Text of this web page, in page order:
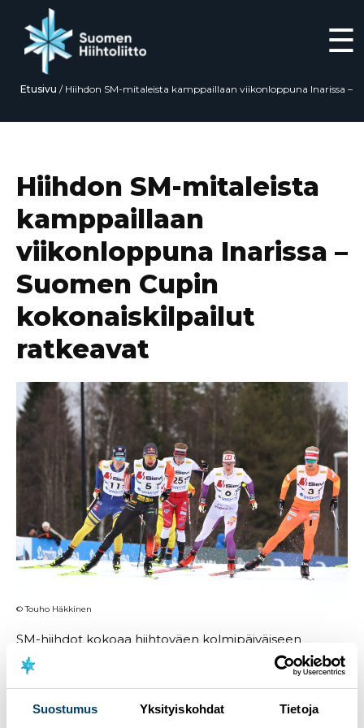
Suostumus Yksityiskohdat Tietoja
☰
Etusivu / Hiihdon SM-mitaleista kamppaillaan viikonloppuna Inarissa –
Hiihdon SM-mitaleista
kamppaillaan
viikonloppuna Inarissa –
Suomen Cupin
kokonaiskilpailut
ratkeavat
© Touho Häkkinen
SM-hiihdot kokoaa hiihtoväen kolmipäiväiseen
kisaviikonloppuun 10.–12. huhtikuuta Inariin. Inarin
kilpailuohjelmassa on 5/10km (P) väliaikalähdöt, viestit
(P/V) sekä 30/50km (P) väliaikalähdöt. Inarissa ratkeaa
SM-mitalien lisäksi myös Suomen Cupin
kokonaiskilpailuiden kohtalo niin henkilökohtaisten